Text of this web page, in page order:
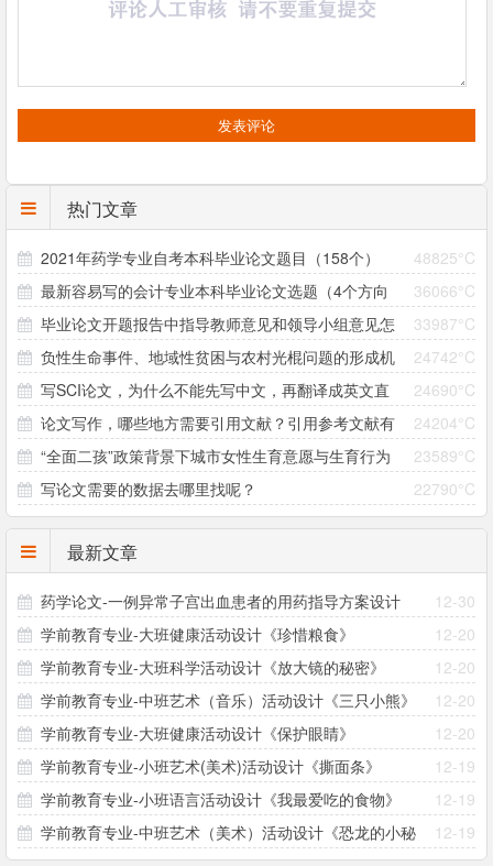
热门文章
48825°C
2021年药学专业自考本科毕业论文题目（158个）
36066°C
最新容易写的会计专业本科毕业论文选题（4个方向
33个题目）
33987°C
毕业论文开题报告中指导教师意见和领导小组意见怎
么写？
24742°C
负性生命事件、地域性贫困与农村光棍问题的形成机
制研究 ——以大别山村为个案
24690°C
写SCI论文，为什么不能先写中文，再翻译成英文直
接投稿？
24204°C
论文写作，哪些地方需要引用文献？引用参考文献有
哪些注意事项？
23589°C
“全面二孩”政策背景下城市女性生育意愿与生育行为
差异研究
22790°C
写论文需要的数据去哪里找呢？
最新文章
12-30
药学论文-一例异常子宫出血患者的用药指导方案设计
12-20
学前教育专业-大班健康活动设计《珍惜粮食》
12-20
学前教育专业-大班科学活动设计《放大镜的秘密》
12-20
学前教育专业-中班艺术（音乐）活动设计《三只小熊》
12-20
学前教育专业-大班健康活动设计《保护眼睛》
12-19
学前教育专业-小班艺术(美术)活动设计《撕面条》
12-19
学前教育专业-小班语言活动设计《我最爱吃的食物》
12-19
学前教育专业-中班艺术（美术）活动设计《恐龙的小秘